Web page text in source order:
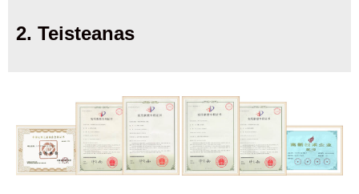
2. Teisteanas